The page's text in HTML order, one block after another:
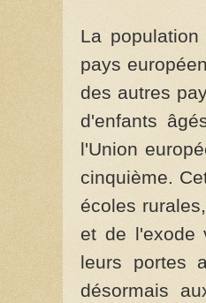
La
pays
des autres
d'enfants
l'Union
cinquième.
écoles
et de l'exode
leurs portes
désormais